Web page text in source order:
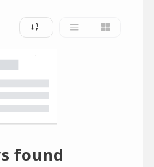
found